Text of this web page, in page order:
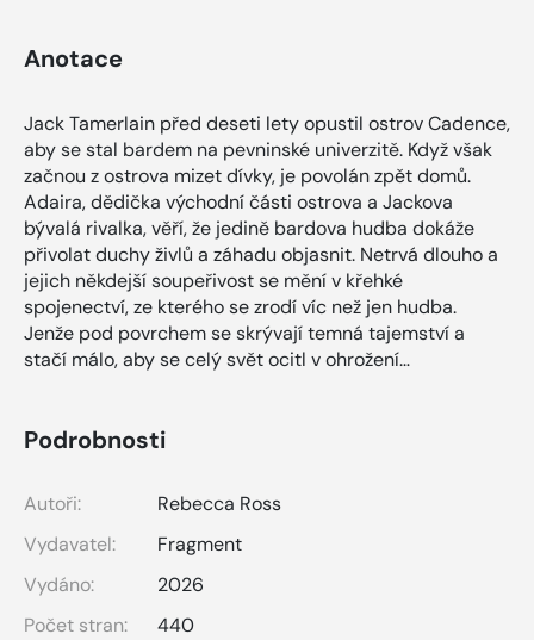
Anotace
Jack Tamerlain před deseti lety opustil ostrov Cadence,
aby se stal bardem na pevninské univerzitě. Když však
začnou z ostrova mizet dívky, je povolán zpět domů.
Adaira, dědička východní části ostrova a Jackova
bývalá rivalka, věří, že jedině bardova hudba dokáže
přivolat duchy živlů a záhadu objasnit. Netrvá dlouho a
jejich někdejší soupeřivost se mění v křehké
spojenectví, ze kterého se zrodí víc než jen hudba.
Jenže pod povrchem se skrývají temná tajemství a
stačí málo, aby se celý svět ocitl v ohrožení…
Podrobnosti
Autoři:
Rebecca Ross
Vydavatel:
Fragment
Vydáno:
2026
Počet stran:
440